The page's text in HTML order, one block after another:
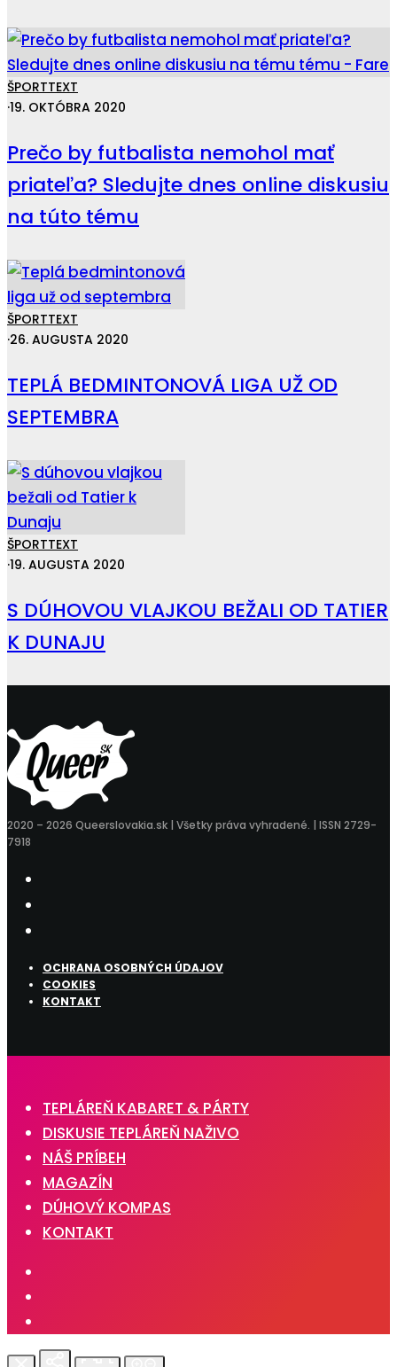
ŠPORTTEXT
·19. OKTÓBRA 2020
Prečo by futbalista nemohol mať
priateľa? Sledujte dnes online diskusiu
na túto tému
ŠPORTTEXT
·26. AUGUSTA 2020
TEPLÁ BEDMINTONOVÁ LIGA UŽ OD
SEPTEMBRA
ŠPORTTEXT
·19. AUGUSTA 2020
S DÚHOVOU VLAJKOU BEŽALI OD TATIER
K DUNAJU
2020 – 2026 Queerslovakia.sk | Všetky práva vyhradené. | ISSN 2729-
7918
OCHRANA OSOBNÝCH ÚDAJOV
COOKIES
KONTAKT
TEPLÁREŇ KABARET & PÁRTY
DISKUSIE TEPLÁREŇ NAŽIVO
NÁŠ PRÍBEH
MAGAZÍN
DÚHOVÝ KOMPAS
KONTAKT